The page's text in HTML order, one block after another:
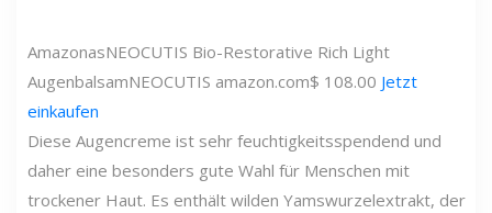
AmazonasNEOCUTIS Bio-Restorative Rich Light
AugenbalsamNEOCUTIS amazon.com$ 108.00 Jetzt
einkaufen
Diese Augencreme ist sehr feuchtigkeitsspendend und
daher eine besonders gute Wahl für Menschen mit
trockener Haut. Es enthält wilden Yamswurzelextrakt, der